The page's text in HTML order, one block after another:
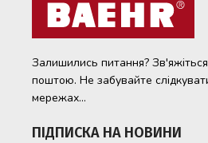
Залишились питання?
поштою. Не забувайте
мережах...
ПІДПИСКА НА НОВИНИ